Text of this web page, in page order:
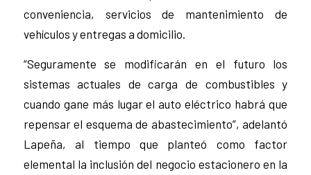
conveniencia, servicios de mantenimiento de
vehículos y entregas a domicilio.
“Seguramente se modificarán en el futuro los
sistemas actuales de carga de combustibles y
cuando gane más lugar el auto eléctrico habrá que
repensar el esquema de abastecimiento”, adelantó
Lapeña, al tiempo que planteó como factor
elemental la inclusión del negocio estacionero en la